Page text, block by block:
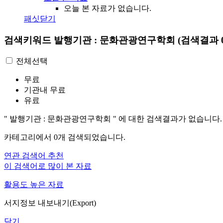
오늘 본 자료가 없습니다.
패싯닫기
검색키워드 발행기관 : 문화관광연구학회 (검색결과
전체선택
무료
기관내 무료
유료
" 발행기관 : 문화관광연구학회 " 에 대한 검색결과가 없습니다.
카테고리에서 0개 검색되었습니다.
연관 검색어 추천
이 검색어로 많이 본 자료
활용도 높은 자료
서지정보 내보내기(Export)